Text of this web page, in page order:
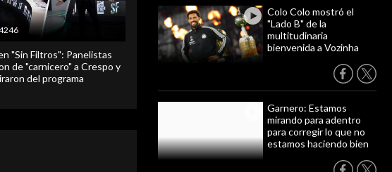
Colo Colo mostró el
"Lado B" de la
multitudinaria
bienvenida a Vozinha
Garnero: Estamos
mirando para adentro
para corregir lo que no
estamos haciendo bien
"Sin Filtros": Panelistas
de "carnicero" a Crespo y
del programa